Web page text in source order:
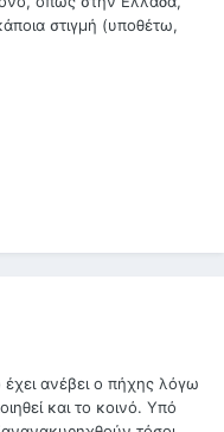
στιγμή (υποθέτω,
έχει ανέβει ο πήχης λόγω
και το κοινό. Υπό